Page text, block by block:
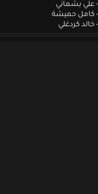
علي بشماني
كامل حميشة
خالد كردغلي